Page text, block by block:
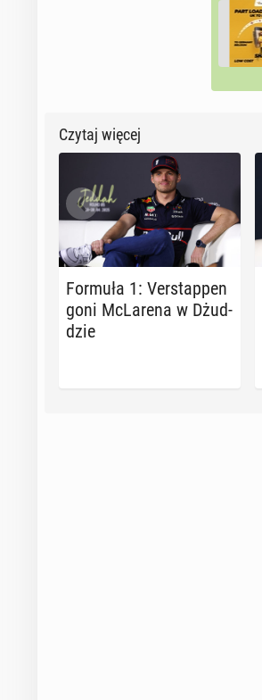
Czytaj więcej
Formuła 1: Ver­stap­pen
goni McLa­re­na w Dżud­
dzie